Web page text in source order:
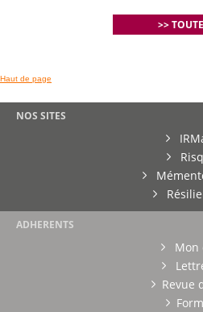
>>
Haut de page
NOS SITES
ADHERENTS
Mon
Revue